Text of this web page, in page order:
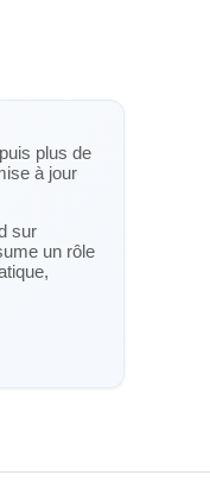
plus de
à jour
sur
un rôle